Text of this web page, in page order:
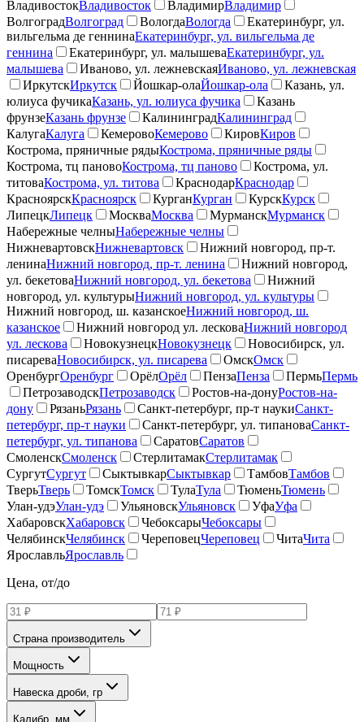
ВладивостокВладивосток ВладимирВладимир
ВолгоградВолгоград ВологдаВологда
Екатеринбург, ул.
вильгельма де геннинаЕкатеринбург, ул. вильгельма де
геннина
Екатеринбург, ул. малышеваЕкатеринбург, ул.
малышева
Иваново, ул. лежневскаяИваново, ул. лежневская
ИркутскИркутск Йошкар-олаЙошкар-ола
Казань, ул.
юлиуса фучикаКазань, ул. юлиуса фучика
Казань
фрунзеКазань фрунзе КалининградКалининград
КалугаКалуга КемеровоКемерово КировКиров
Кострома, пряничные рядыКострома, пряничные ряды
Кострома, тц пановоКострома, тц паново
Кострома, ул.
титоваКострома, ул. титова КраснодарКраснодар
КрасноярскКрасноярск КурганКурган КурскКурск
ЛипецкЛипецк МоскваМосква МурманскМурманск
Набережные челныНабережные челны
НижневартовскНижневартовск
Нижний новгород, пр-т.
ленинаНижний новгород, пр-т. ленина
Нижний новгород,
ул. бекетоваНижний новгород, ул. бекетова
Нижний
новгород, ул. культурыНижний новгород, ул. культуры
Нижний новгород, ш. казанскоеНижний новгород, ш.
казанское
Нижний новгород ул. лесковаНижний новгород
ул. лескова
НовокузнецкНовокузнецк
Новосибирск, ул.
писареваНовосибирск, ул. писарева ОмскОмск
ОренбургОренбург ОрёлОрёл ПензаПенза ПермьПермь
ПетрозаводскПетрозаводск Ростов-на-донуРостов-на-
дону
РязаньРязань Санкт-петербург, пр-т наукиСанкт-
петербург, пр-т науки
Санкт-петербург, ул. типановаСанкт-
петербург, ул. типанова
СаратовСаратов
СмоленскСмоленск СтерлитамакСтерлитамак
СургутСургут СыктывкарСыктывкар ТамбовТамбов
ТверьТверь ТомскТомск ТулаТула ТюменьТюмень
Улан-удэУлан-удэ УльяновскУльяновск УфаУфа
ХабаровскХабаровск ЧебоксарыЧебоксары
ЧелябинскЧелябинск ЧереповецЧереповец ЧитаЧита
ЯрославльЯрославль
Цена, от/до
Страна производитель
Мощность
Навеска дроби, гр
Калибр, мм